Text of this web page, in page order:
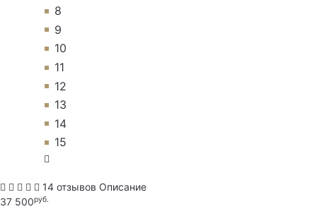
8
9
10
11
12
13
14
15
14 отзывов Описание
37 500руб.